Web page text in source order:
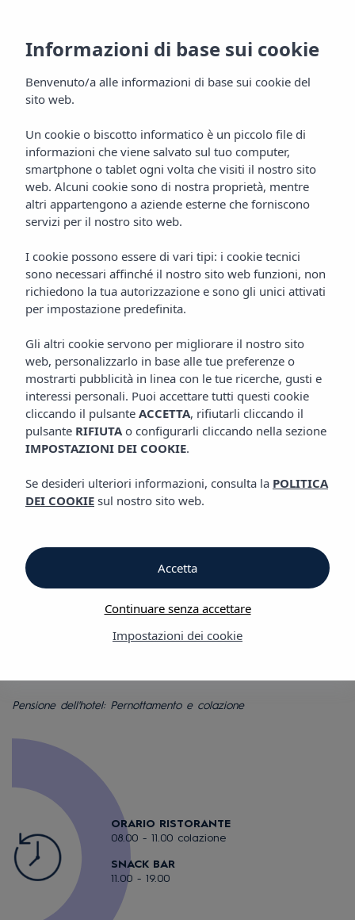
Gastronomia
Hotel Vibra Marco Polo I
Home Ibiza
San Antonio De Portmany
Hotel Vibra Marco Polo I
GASTRONOMIA
Gastronomia
Colazione e Snack bar
Hotel Vibra Marco Polo I
L’Hotel Vibra Marco Polo I offre una colazione ricca e varia, per
tutti i palati. Un'offerta completa, che vi permetterà di ricaricare
le batterie per affrontare un nuovo giorno ricco di esperienze
bordo piscina con un’ampia selezione di bevande, bibite e
Pensione dell'hotel: Pernottamento e colazione
ORARIO RISTORANTE
08.00 - 11.00 colazione
SNACK BAR
11.00 - 19.00
Informazioni di base sui cookie
Benvenuto/a alle informazioni di base sui cookie del
sito web.
Un cookie o biscotto informatico è un piccolo file di
informazioni che viene salvato sul tuo computer,
smartphone o tablet ogni volta che visiti il nostro sito
web. Alcuni cookie sono di nostra proprietà, mentre
altri appartengono a aziende esterne che forniscono
servizi per il nostro sito web.
I cookie possono essere di vari tipi: i cookie tecnici
sono necessari affinché il nostro sito web funzioni, non
richiedono la tua autorizzazione e sono gli unici attivati
per impostazione predefinita.
Gli altri cookie servono per migliorare il nostro sito
web, personalizzarlo in base alle tue preferenze o
mostrarti pubblicità in linea con le tue ricerche, gusti e
interessi personali. Puoi accettare tutti questi cookie
cliccando il pulsante ACCETTA, rifiutarli cliccando il
pulsante RIFIUTAo configurarli cliccando nella sezione
IMPOSTAZIONI DEI COOKIE.
Se desideri ulteriori informazioni, consulta la POLITICA
DEI COOKIE sul nostro sito web.
Impostazioni dei cookie
Continuare senza accettare
Accetta